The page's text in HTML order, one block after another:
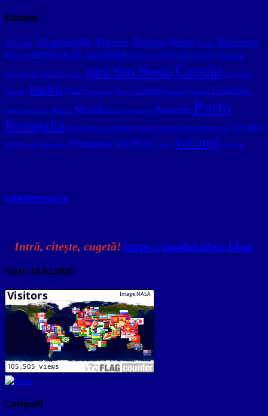
Etichete
Alba Iulia Alfapendular Algarve Amasya Atena Belem București
Bulgaria certificat de vaccinare Comboios de Portugal Crăciun Ferdinand
Întregitorul gara Campanha gara Sao Bento Grecia Hierapolis
Istanbul istorii Kars kavârma Konya Lagos legende lipscani Lisabona
Lupa capitolina Makaza Melnik muzeu pașaport Pomorie Porto
Portugalia Regina Maria a României Rojen Romaero Roza Vânturilor Sevilla
Sf. Gheorghe shopska Syntagma test PCR Turcia vacanță veterani
sufletdeturist.ro
Intră, citește, cugetă! https://gandulzilnic.blog/
Start: 18.02.2020
Categorii